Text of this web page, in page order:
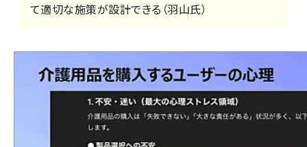
て適切な施策が設計できる（羽山氏）